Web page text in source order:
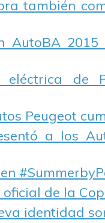
también
AutoBA
eléctrica de
Peugeot
a los
oficial de la
identidad